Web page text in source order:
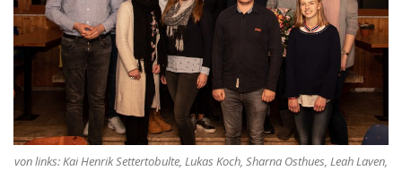
von links: Kai Henrik Settertobulte, Lukas Koch, Sharna Osthues, Leah Laven,